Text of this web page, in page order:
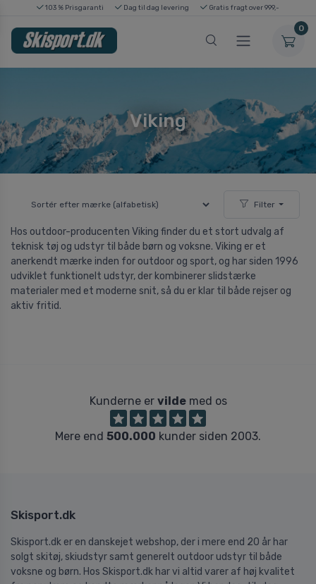
103 % Prisgaranti Dag til dag levering Gratis fragt over 999,-
0
Viking
Filter
Hos outdoor-producenten Viking finder du et stort udvalg af
teknisk tøj og udstyr til både børn og voksne. Viking er et
anerkendt mærke inden for outdoor og sport, og har siden 1996
udviklet funktionelt udstyr, der kombinerer slidstærke
materialer med et moderne snit, så du er klar til både rejser og
aktiv fritid.
Kunderne er vildemed os
Mere end 500.000 kunder siden 2003.
Skisport.dk
Skisport.dk er en danskejet webshop, der i mere end 20 år har
solgt skitøj, skiudstyr samt generelt outdoor udstyr til både
voksne og børn. Hos Skisport.dk har vi altid varer af høj kvalitet